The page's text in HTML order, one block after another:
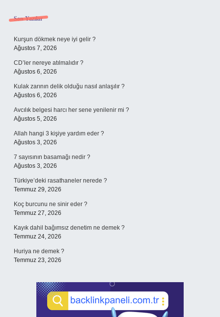
Sidebar
Son Yazılar
Kurşun dökmek neye iyi gelir ?
Ağustos 7, 2026
CD’ler nereye atılmalıdır ?
Ağustos 6, 2026
Kulak zarının delik olduğu nasıl anlaşılır ?
Ağustos 6, 2026
Avcılık belgesi harcı her sene yenilenir mi ?
Ağustos 5, 2026
Allah hangi 3 kişiye yardım eder ?
Ağustos 3, 2026
7 sayısının basamağı nedir ?
Ağustos 3, 2026
Türkiye’deki rasathaneler nerede ?
Temmuz 29, 2026
Koç burcunu ne sinir eder ?
Temmuz 27, 2026
Kayık dahil bağımsız denetim ne demek ?
Temmuz 24, 2026
Huriya ne demek ?
Temmuz 23, 2026